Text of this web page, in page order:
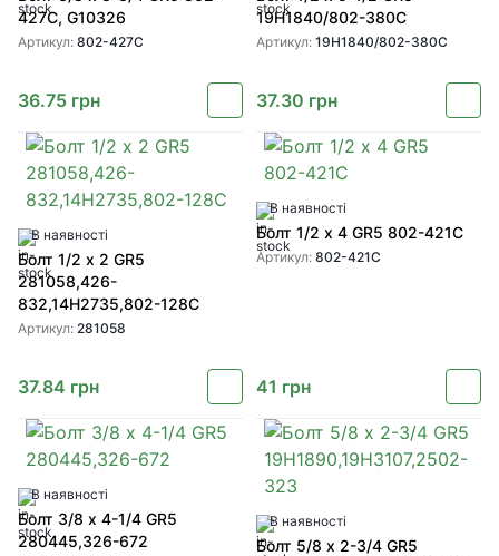
427C, G10326
Артикул: 802-427C
36.75 грн
19H1840/802-380C
Артикул: 19H1840/802-380C
37.30 грн
В наявності
Болт 1/2 x 2 GR5
281058,426-
832,14H2735,802-128C
Артикул: 281058
37.84 грн
В наявності
Болт 1/2 x 4 GR5 802-421C
Артикул: 802-421C
41 грн
В наявності
Болт 3/8 x 4-1/4 GR5
280445,326-672
В наявності
Болт 5/8 x 2-3/4 GR5